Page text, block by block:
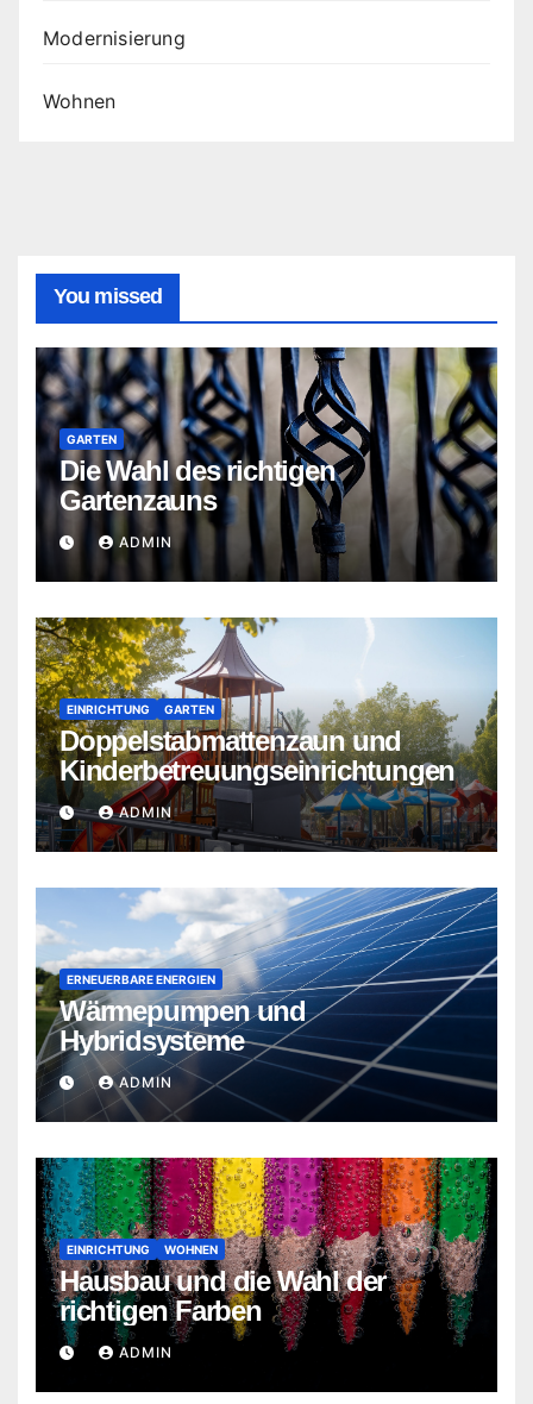
Modernisierung
Wohnen
You missed
GARTEN
Die Wahl des richtigen
Gartenzauns
ADMIN
EINRICHTUNG GARTEN
Doppelstabmattenzaun und
Kinderbetreuungseinrichtungen
ADMIN
ERNEUERBARE ENERGIEN
Wärmepumpen und
Hybridsysteme
ADMIN
EINRICHTUNG WOHNEN
Hausbau und die Wahl der
richtigen Farben
ADMIN